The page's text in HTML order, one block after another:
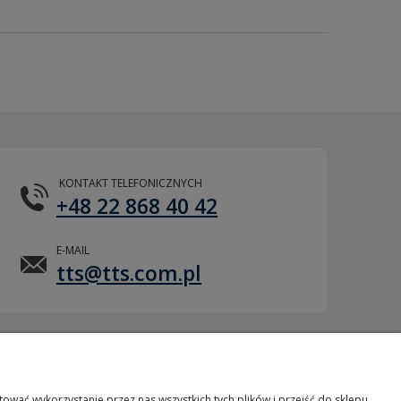
KONTAKT TELEFONICZNYCH
+48 22 868 40 42
E-MAIL
tts@tts.com.pl